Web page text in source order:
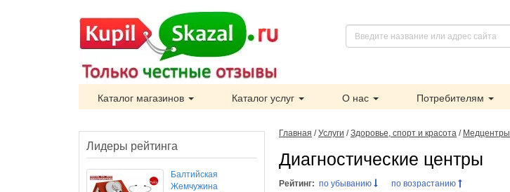
Каталог магазинов Каталог услуг О нас Потребителям
Главная /Услуги /Здоровье, спорт и красота / Медцентры
Диагностические центры
Рейтинг: по убыванию
по возрастанию
Лидеры рейтинга
Балтийская
Жемчужина